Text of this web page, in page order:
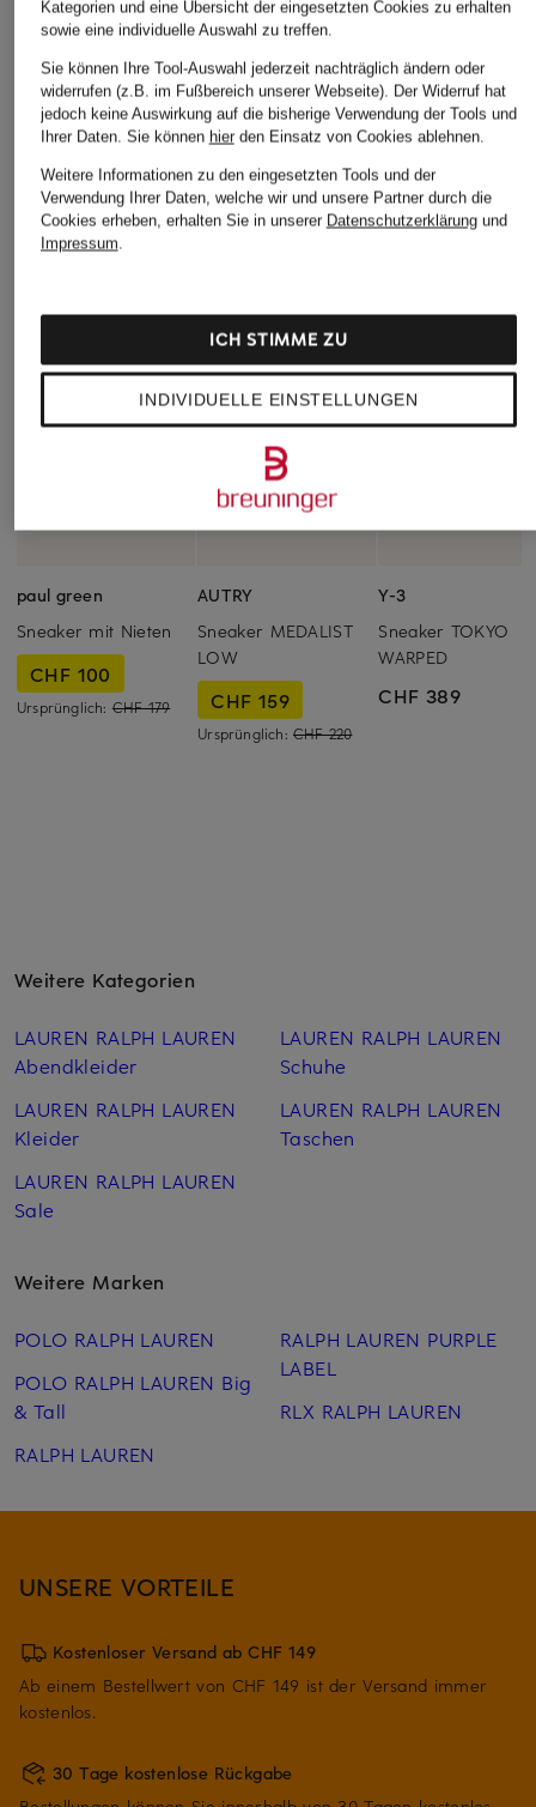
paul green
Sneaker mit Nieten
CHF 100
Ursprünglich: CHF 179
AUTRY
Sneaker MEDALIST
LOW
CHF 159
Ursprünglich: CHF 220
Y-3
Sneaker TOKYO
WARPED
CHF 389
Weitere Kategorien
LAUREN RALPH LAUREN
Abendkleider
LAUREN RALPH LAUREN
Kleider
LAUREN RALPH LAUREN
Sale
LAUREN RALPH LAUREN
Schuhe
LAUREN RALPH LAUREN
Taschen
Weitere Marken
POLO RALPH LAUREN
POLO RALPH LAUREN Big
& Tall
RALPH LAUREN
RALPH LAUREN PURPLE
LABEL
RLX RALPH LAUREN
UNSERE VORTEILE
Kostenloser Versand ab CHF 149
Ab einem Bestellwert von CHF 149 ist der Versand immer
kostenlos.
30 Tage kostenlose Rückgabe
Kategorien und eine Übersicht der eingesetzten Cookies zu erhalten
sowie eine individuelle Auswahl zu treffen.
Sie können Ihre Tool-Auswahl jederzeit nachträglich ändern oder
widerrufen (z.B. im Fußbereich unserer Webseite). Der Widerruf hat
jedoch keine Auswirkung auf die bisherige Verwendung der Tools und
Ihrer Daten. Sie können hierden Einsatz von Cookies ablehnen.
Weitere Informationen zu den eingesetzten Tools und der
Verwendung Ihrer Daten, welche wir und unsere Partner durch die
Cookies erheben, erhalten Sie in unserer Datenschutzerklärungund
Impressum.
INDIVIDUELLE EINSTELLUNGEN
ICH STIMME ZU